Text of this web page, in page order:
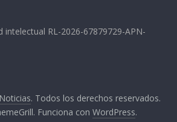
intelectual RL-2026-67879729-APN-
. Todos los derechos reservados.
Funciona con WordPress.